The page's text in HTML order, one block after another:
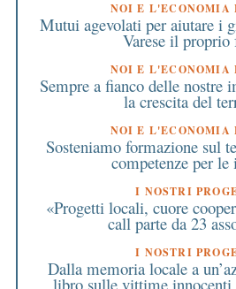
NOI E L'ECONOMIA
Mutui agevolati per aiutare i
Varese il proprio
NOI E L'ECONOMIA
Sempre a fianco delle nostre
la crescita del
NOI E L'ECONOMIA
Sosteniamo formazione sul
competenze per le
I NOSTRI
«Progetti locali, cuore
call parte da 23
I NOSTRI
Dalla memoria locale a
libro sulle vittime innocenti